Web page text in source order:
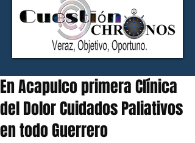
En Acapulco primera Clínica
del Dolor Cuidados Paliativos
en todo Guerrero